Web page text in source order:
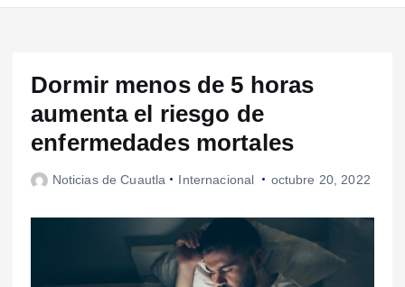
Dormir menos de 5 horas
aumenta el riesgo de
enfermedades mortales
Noticias de Cuautla Internacional octubre 20, 2022